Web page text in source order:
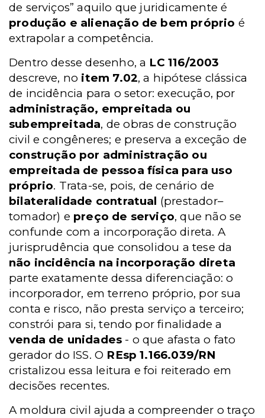
de serviços” aquilo que juridicamente é
produção e alienação de bem próprio é
extrapolar a competência.
Dentro desse desenho, a LC 116/2003
descreve, no item 7.02, a hipótese clássica
de incidência para o setor: execução, por
administração, empreitada ou
subempreitada, de obras de construção
civil e congêneres; e preserva a exceção de
construção por administração ou
empreitada de pessoa física para uso
próprio. Trata-se, pois, de cenário de
bilateralidade contratual (prestador–
tomador) e preço de serviço, que não se
confunde com a incorporação direta. A
jurisprudência que consolidou a tese da
não incidência na incorporação direta
parte exatamente dessa diferenciação: o
incorporador, em terreno próprio, por sua
conta e risco, não presta serviço a terceiro;
constrói para si, tendo por finalidade a
venda de unidades - o que afasta o fato
gerador do ISS. O REsp 1.166.039/RN
cristalizou essa leitura e foi reiterado em
decisões recentes.
A moldura civil ajuda a compreender o traço